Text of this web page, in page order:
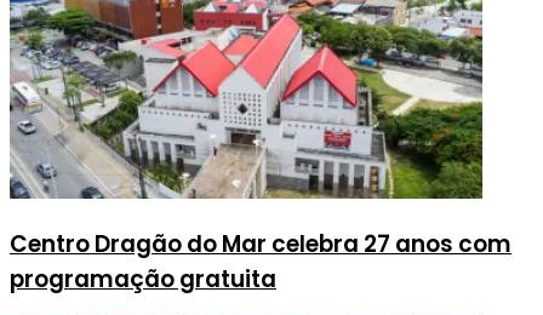
Centro Dragão do Mar celebra 27 anos com
programação gratuita